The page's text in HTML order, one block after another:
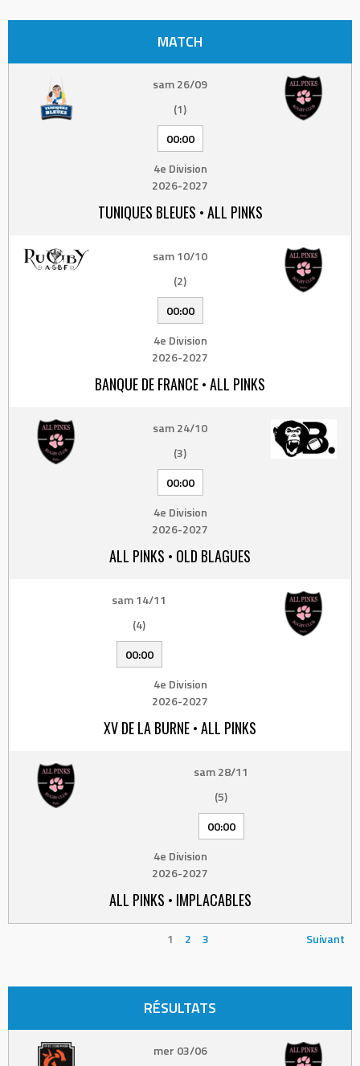
MATCH
sam 26/09
(1)
00:00
4e Division
2026-2027
TUNIQUES BLEUES • ALL PINKS
sam 10/10
(2)
00:00
4e Division
2026-2027
BANQUE DE FRANCE • ALL PINKS
sam 24/10
(3)
00:00
4e Division
2026-2027
ALL PINKS • OLD BLAGUES
sam 14/11
(4)
00:00
4e Division
2026-2027
XV DE LA BURNE • ALL PINKS
sam 28/11
(5)
00:00
4e Division
2026-2027
ALL PINKS • IMPLACABLES
1 2 3 Suivant
RÉSULTATS
mer 03/06